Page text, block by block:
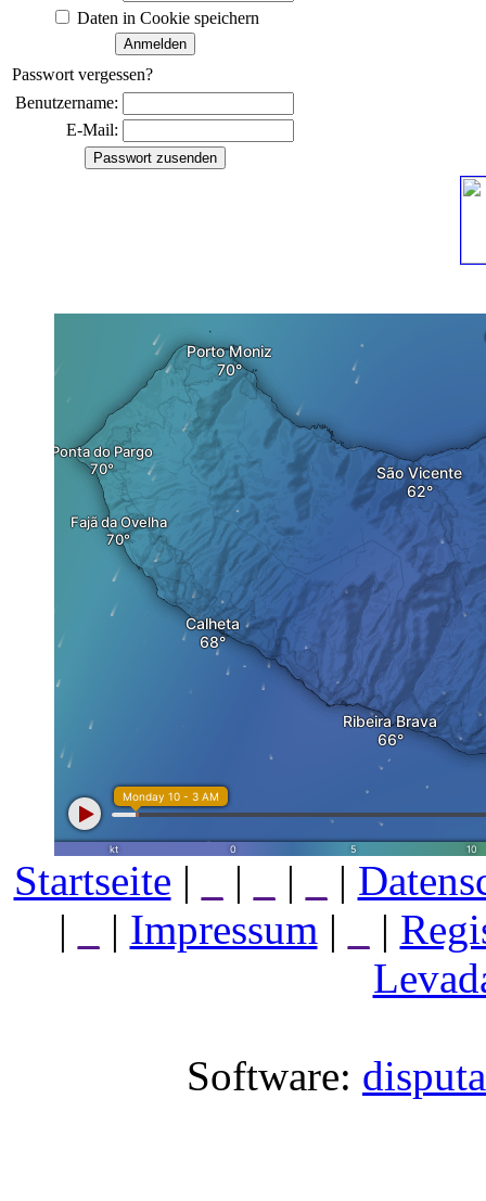
Daten in Cookie speichern
Passwort vergessen?
Benutzername:
E-Mail:
Startseite | | | |
|
| Impressum | |
Software: